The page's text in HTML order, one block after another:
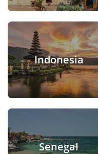
Indonesia
Senegal